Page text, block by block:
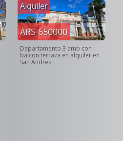
Alquiler
ARS 650000
Departamento 3 amb con
balcon terraza en alquiler en
San Andres